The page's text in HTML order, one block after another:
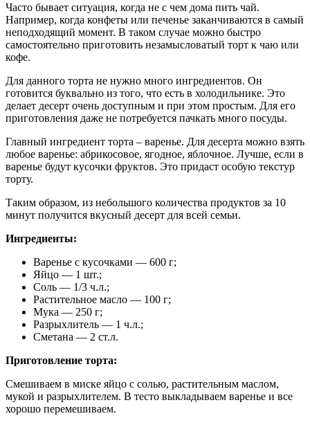
Часто бывает ситуация, когда не с чем дома пить чай.
Например, когда конфеты или печенье заканчиваются в самый
неподходящий момент. В таком случае можно быстро
самостоятельно приготовить незамысловатый торт к чаю или
кофе.
Для данного торта не нужно много ингредиентов. Он
готовится буквально из того, что есть в холодильнике. Это
делает десерт очень доступным и при этом простым. Для его
приготовления даже не потребуется пачкать много посуды.
Главный ингредиент торта – варенье. Для десерта можно взять
любое варенье: абрикосовое, ягодное, яблочное. Лучше, если в
варенье будут кусочки фруктов. Это придаст особую текстур
торту.
Таким образом, из небольшого количества продуктов за 10
минут получится вкусный десерт для всей семьи.
Ингредиенты:
Варенье с кусочками — 600 г;
Яйцо — 1 шт.;
Соль — 1/3 ч.л.;
Растительное масло — 100 г;
Мука — 250 г;
Разрыхлитель — 1 ч.л.;
Сметана — 2 ст.л.
Приготовление торта:
Смешиваем в миске яйцо с солью, растительным маслом,
мукой и разрыхлителем. В тесто выкладываем варенье и все
хорошо перемешиваем.